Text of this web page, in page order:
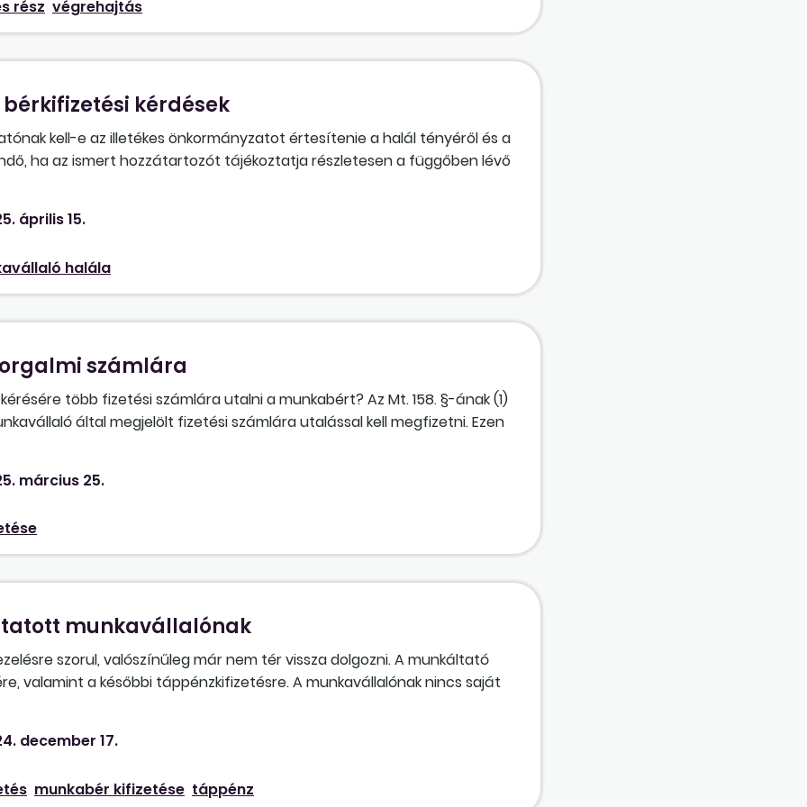
Illetve ehhez kapcsolódóan, a 2025. július 1. után belépő
tartozásigazolásból honnan lehet majd eldönteni, hogy 2025. július
rész végrehajtás
kérdések
kell-e az illetékes önkormányzatot értesítenie a halál tényéről és a
ha az ismert hozzátartozót tájékoztatja részletesen a függőben lévő
történő kifizetése részletes feltételeiről, azzal, hogy a munkabér
Amennyiben a munkáltatónak kell az illetékes
elő? Elegendő-e, ha a jogerős hagyatéki végzés
és kilépőigazolásokkal, ha munkáltató nem kapja meg a hagyatéki
április 15.
halála
számlára
több fizetési számlára utalni a munkabért? Az Mt. 158. §-ának (1)
által megjelölt fizetési számlára utalással kell megfizetni. Ezen
hogy mivel a „számla” kifejezés egyes számban van, ezért a
kérés ellenére sem. Helytálló-e ez az értelmezés?
számlára utalni, akkor az ezzel járó többletköltségeket átháríthatja-
március 25.
munkavállalónak
szorul, valószínűleg már nem tér vissza dolgozni. A munkáltató
valamint a későbbi táppénzkifizetésre. A munkavállalónak nincs saját
szokta a bért megkapni. A cég ügyvezetője azt javasolta, egyik
hogy átvette. A munkavállalónak van egy kiskorú gyermeke, akinek az
hogy az anya átvegye a bért és táppénzt meghatalmazás
december 17.
munkabér kifizetése táppénz